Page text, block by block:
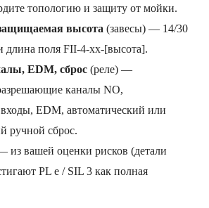
топологию и защиту от мойки.
высота (завесы) — 14/30
длина поля FII-4-xx-[высота].
EDM, сброс (реле) —
каналы NO,
EDM, автоматический или
ручной сброс.
из вашей оценки рисков (детали
PL e / SIL 3 как полная